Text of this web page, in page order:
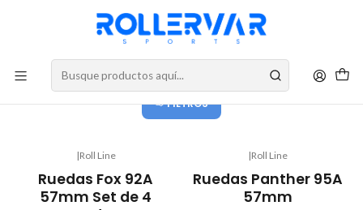
DESPACHOS A TODO CHILE
Roll Line
FILTROS
OFF
|Roll Line
Ruedas Fox 92A
57mm Set de 4
OFF
|Roll Line
Ruedas Panther 95A
57mm